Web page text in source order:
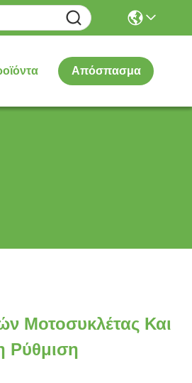
Απόσπασμα
Μοτοσυκλέτας Και
Ρύθμιση